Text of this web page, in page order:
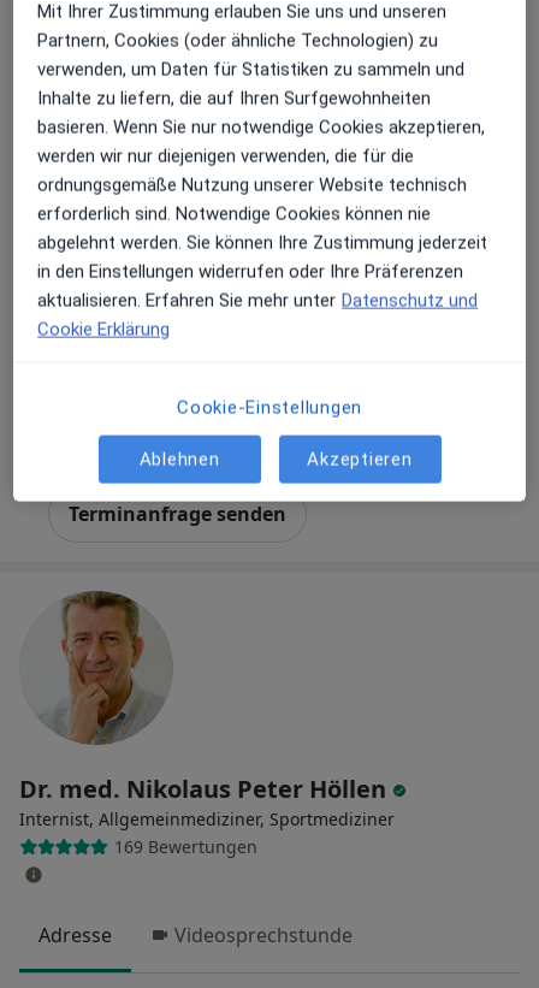
Dr. med. Jan Schnell
Internist Mehr
161 Bewertungen
Adresse 1 Adresse 2
Terminanfrage senden
Dr. med. Nikolaus Peter Höllen
Internist, Allgemeinmediziner, Sportmediziner
169 Bewertungen
Adresse Videosprechstunde
Mit Ihrer Zustimmung erlauben Sie uns und unseren
Partnern, Cookies (oder ähnliche Technologien) zu
verwenden, um Daten für Statistiken zu sammeln und
Inhalte zu liefern, die auf Ihren Surfgewohnheiten
basieren. Wenn Sie nur notwendige Cookies akzeptieren,
werden wir nur diejenigen verwenden, die für die
ordnungsgemäße Nutzung unserer Website technisch
erforderlich sind. Notwendige Cookies können nie
abgelehnt werden. Sie können Ihre Zustimmung jederzeit
in den Einstellungen widerrufen oder Ihre Präferenzen
aktualisieren. Erfahren Sie mehr unter Datenschutz und
Cookie Erklärung
Cookie-Einstellungen
Ablehnen Akzeptieren